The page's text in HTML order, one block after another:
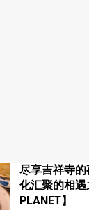
尽享吉祥寺
化汇聚的相遇
PLANET】